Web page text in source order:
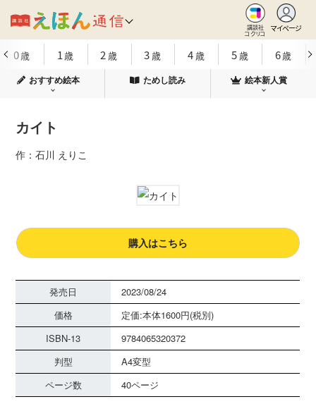
講談社
コクリコ
マイページ
0歳 1歳 2 歳 3歳 4歳 5歳 6歳
おすすめ絵本 ためし読み 絵本新人賞
カイト
作：石川 えりこ
購入はこちら
発売日
2023/08/24
価格
定価:本体1600円(税別)
ISBN-13
9784065320372
判型
A4変型
ページ数
40ページ